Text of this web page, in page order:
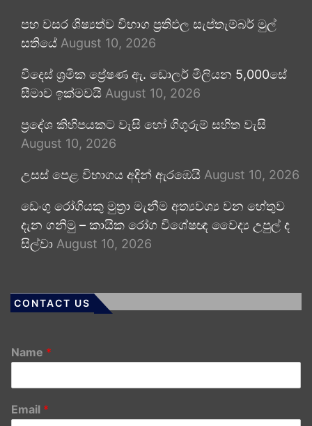
පහ වසර ශිෂ්‍යත්ව විභාග ප්‍රතිඵල සැප්තැම්බර් මුල්
සතියේ August 10, 2026
විදෙස් ශ්‍රමික ප්‍රේෂණ ඇ. ඩොලර් මිලියන 5,000සේ
සීමාව ඉක්මවයි August 10, 2026
ප්‍රදේශ කිහිපයකට වැසි හෝ ගිගුරුම් සහිත වැසි
August 10, 2026
උසස් පෙළ විභාගය අදින් ඇරඹෙයි August 10, 2026
ඩෙංගු රෝගියකු ⁣මුත්‍රා මැනීම අත්‍යවශ්‍ය වන හේතුව
දැන ගනිමු – කායික රෝග විශේෂඥ වෛද්‍ය උපුල් ද
සිල්වා August 10, 2026
CONTACT US
Name *
Email *